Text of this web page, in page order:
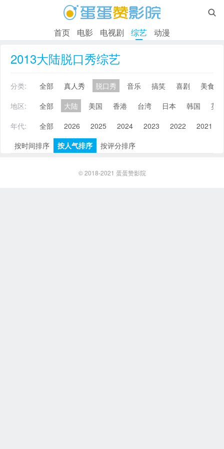

首页 电影 电视剧 综艺 动漫
2013大陆脱口秀综艺
分类: 全部 真人秀 脱口秀 音乐 搞笑 喜剧
美食
地区:
全部 大陆 美国 香港 台湾 日本 韩国
英
年代:
全部 2026 2025 2024 2023 2022 2021
按时间排序
按人气排序 按评分排序
© 2018-2021 蛋蛋赞影院